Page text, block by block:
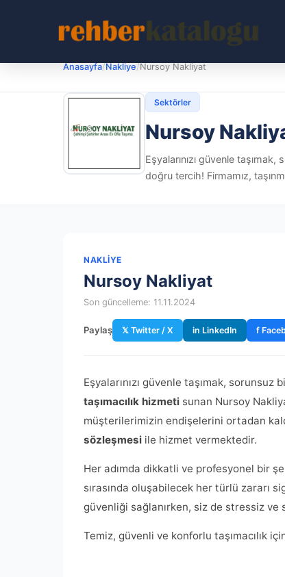
Anasayfa/Nakliye/Nursoy Nakliyat
Sektörler
Nursoy
Eşyalarınızı güvenle
doğru tercih! Firmamız,
NAKLIYE
Nursoy Nakliyat
Son güncelleme: 11.11.2024
Paylaş 𝕏 Twitter / X in LinkedIn f
Eşyalarınızı güvenle taşımak,
taşımacılık hizmeti sunan Nursoy
müşterilerimizin endişelerini ortadan
sözleşmesi ile hizmet vermektedir.
Her adımda dikkatli ve profesyonel bir
sırasında oluşabilecek her türlü zararı
güvenliği sağlanırken, siz de stressiz
Temiz, güvenli ve konforlu taşımacılık